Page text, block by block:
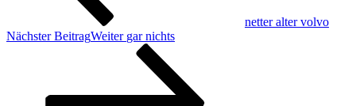
netter alter volvo
Nächster BeitragWeiter gar nichts